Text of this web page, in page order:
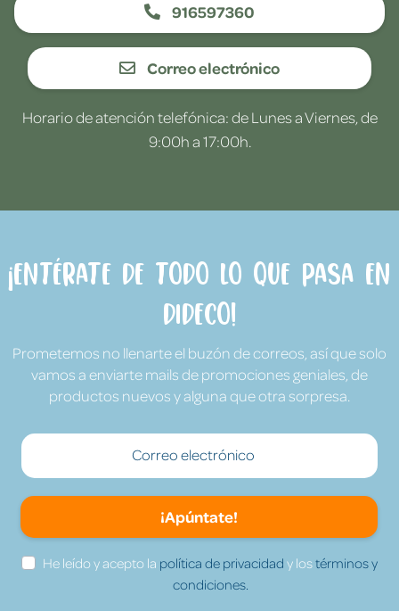
916597360
Correo electrónico
Horario de atención telefónica: de Lunes a Viernes, de
9:00h a 17:00h.
¡Entérate de todo lo que pasa en
Dideco!
Prometemos no llenarte el buzón de correos, así que solo
vamos a enviarte mails de promociones geniales, de
productos nuevos y alguna que otra sorpresa.
¡Apúntate!
He leído y acepto la política de privacidad y lostérminos y
condiciones.